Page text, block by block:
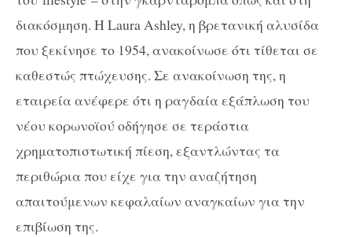
διακόσμηση. Η Laura Ashley, η βρετανική αλυσίδα
που ξεκίνησε το 1954, ανακοίνωσε ότι τίθεται σε
καθεστώς πτώχευσης. Σε ανακοίνωση της, η
εταιρεία ανέφερε ότι η ραγδαία εξάπλωση του
νέου κορωνοϊού οδήγησε σε τεράστια
χρηματοπιστωτική πίεση, εξαντλώντας τα
περιθώρια που είχε για την αναζήτηση
απαιτούμενων κεφαλαίων αναγκαίων για την
επιβίωση της.